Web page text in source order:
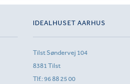
IDEALHUSET AARHUS
Tilst Søndervej 104
8381 Tilst
Tlf.:96 88 25 00